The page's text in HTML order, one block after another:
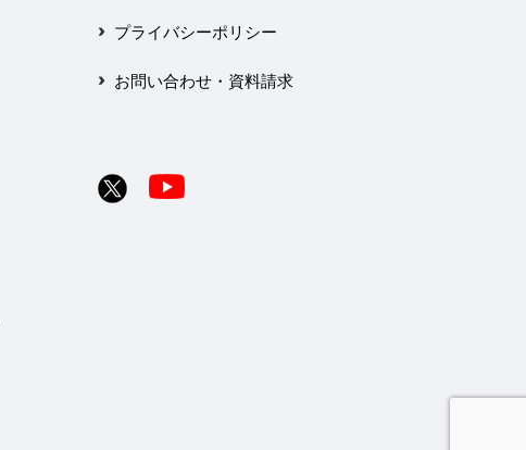
プライバシーポリシー
お問い合わせ・資料請求